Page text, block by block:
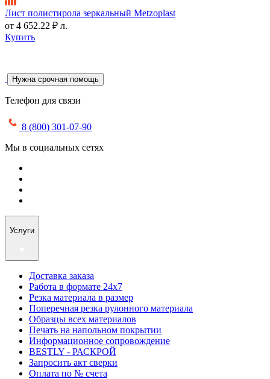
Лист полистирола зеркальный Metzoplast
от 4 652.22 ₽ л.
Купить
Нужна срочная помощь
Телефон для связи
8 (800) 301-07-90
Мы в социальных сетях
Услуги
Доставка заказа
Работа в формате 24х7
Резка материала в размер
Поперечная резка рулонного материала
Образцы всех материалов
Печать на напольном покрытии
Информационное сопровождение
BESTLY - РАСКРОЙ
Запросить акт сверки
Оплата по № счета